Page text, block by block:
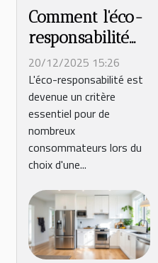
Comment l'éco-
responsabilité
influence-t-elle
le choix d'une
borne
électrique ?
20/12/2025 15:26
L'éco-responsabilité est
devenue un critère
essentiel pour de
nombreux
consommateurs lors du
choix d'une...